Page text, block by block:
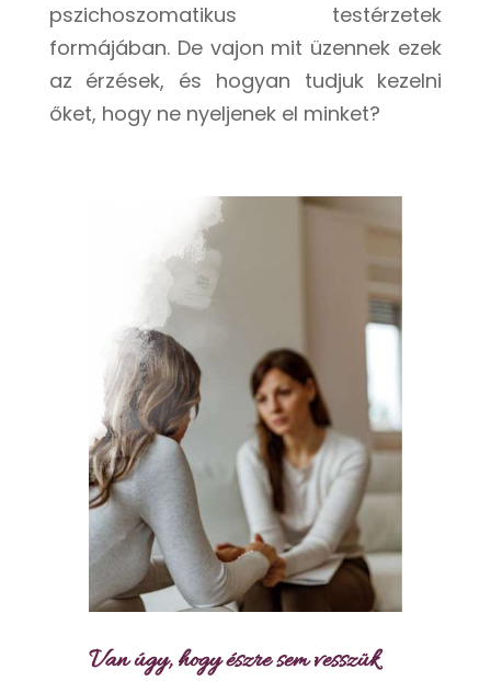
pszichoszomatikus testérzetek
formájában. De vajon mit üzennek ezek
az érzések, és hogyan tudjuk kezelni
őket, hogy ne nyeljenek el minket?
Van úgy, hogy észre sem vesszük